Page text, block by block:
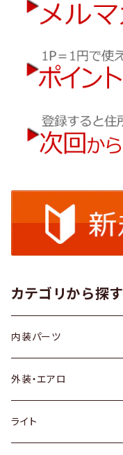
カテゴリから探す
内装パーツ
トヨタ
ホンダ
外装・エアロ
トヨタ
ライト